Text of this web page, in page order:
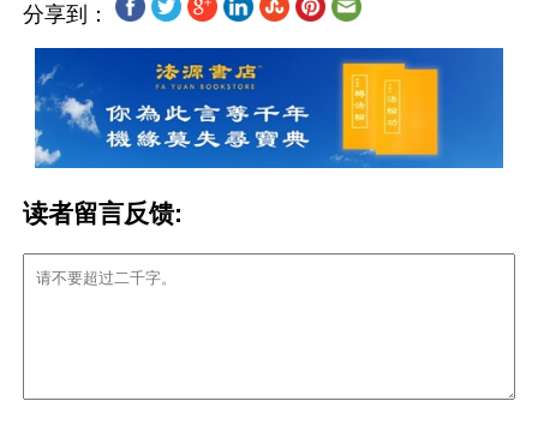
分享到：
读者留言反馈: